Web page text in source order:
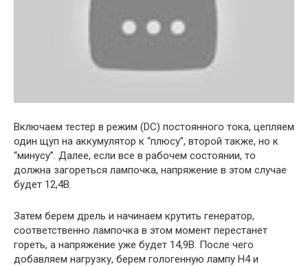
Включаем тестер в режим (DC) постоянного тока, цепляем
один щуп на аккумулятор к “плюсу”, второй также, но к
“минусу”. Далее, если все в рабочем состоянии, то
должна загореться лампочка, напряжение в этом случае
будет 12,4В.
Затем берем дрель и начинаем крутить генератор,
соответственно лампочка в этом момент перестанет
гореть, а напряжение уже будет 14,9В. После чего
добавляем нагрузку, берем гологенную лампу H4 и